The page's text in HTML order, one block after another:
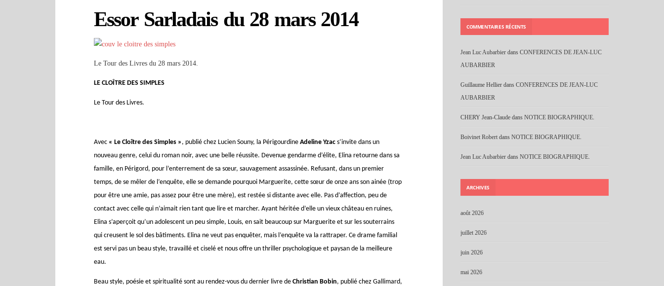
Essor Sarladais du 28 mars 2014
Le Tour des Livres du 28 mars 2014.
LE CLOÎTRE DES SIMPLES
Le Tour des Livres.
Avec « Le Cloître des Simples » , publié chez Lucien Souny, la PérigourdineAdeline Yzac s’invite dans un
nouveau genre, celui du roman noir, avec une belle réussite. Devenue gendarme d’élite, Elina retourne dans sa
famille, en Périgord, pour l’enterrement de sa sœur, sauvagement assassinée. Refusant, dans un premier
temps, de se mêler de l’enquête, elle se demande pourquoi Marguerite, cette sœur de onze ans son ainée (trop
pour être une amie, pas assez pour être une mère), est restée si distante avec elle. Pas d’affection, peu de
contact avec celle qui n’aimait rien tant que lire et marcher. Ayant héritée d’elle un vieux château en ruines,
Elina s’aperçoit qu’un adolescent un peu simple, Louis, en sait beaucoup sur Marguerite et sur les souterrains
qui creusent le sol des bâtiments. Elina ne veut pas enquêter, mais l’enquête va la rattraper. Ce drame familial
est servi pas un beau style, travaillé et ciselé et nous offre un thriller psychologique et paysan de la meilleure
eau.
Beau style, poésie et spiritualité sont au rendez-vous du dernier livre deChristian Bobin, publié chez Gallimard,
COMMENTAIRES RÉCENTS
Jean Luc Aubarbier dans CONFERENCES DE JEAN-LUC
AUBARBIER
Guillaume Hellier dans CONFERENCES DE JEAN-LUC
AUBARBIER
CHERY Jean-Claude dans NOTICE BIOGRAPHIQUE.
Boivinet Robert dans NOTICE BIOGRAPHIQUE.
Jean Luc Aubarbier dans NOTICE BIOGRAPHIQUE.
ARCHIVES
août 2026
juillet 2026
juin 2026
mai 2026